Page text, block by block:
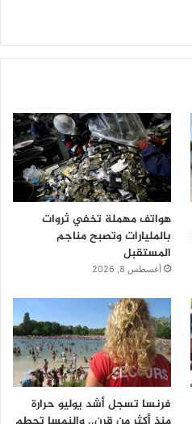
هواتف مهملة تخفي ثروات
بالمليارات وتصبح مناجم
المستقبل
أغسطس 8, 2026
فرنسا تسجل أشد يوليو حرارة